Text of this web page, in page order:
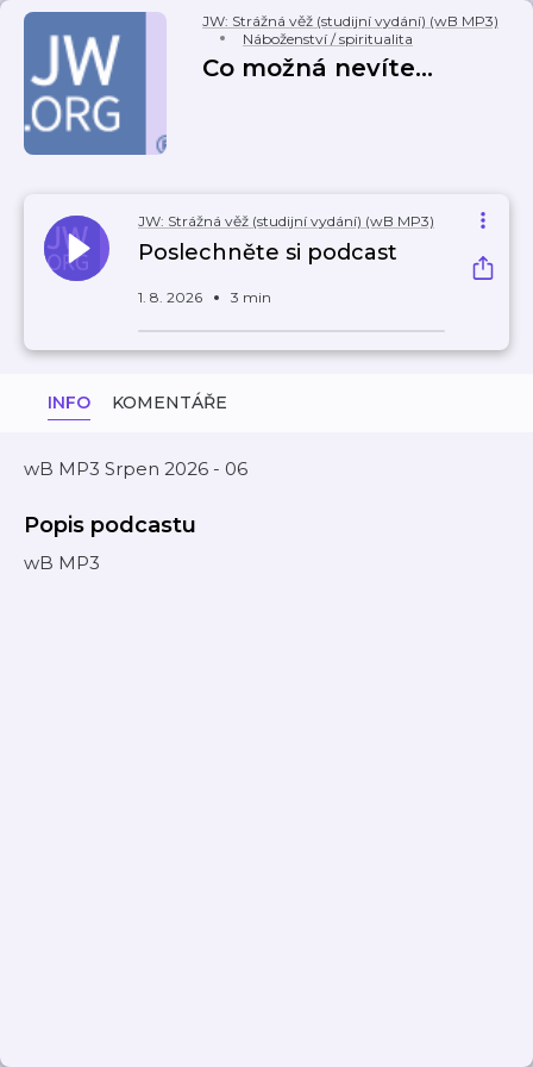
JW: Strážná věž (studijní vydání) (wB MP3)
Náboženství / spiritualita
Co možná nevíte...
JW: Strážná věž (studijní vydání) (wB MP3)
Poslechněte si podcast
1. 8. 2026 3 min
INFO KOMENTÁŘE
wB MP3 Srpen 2026 - 06
Popis podcastu
wB MP3